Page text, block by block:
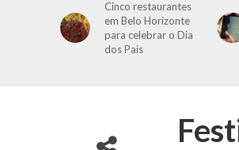
Cinco restaurantes
em Belo Horizonte
para celebrar o Dia
dos Pais